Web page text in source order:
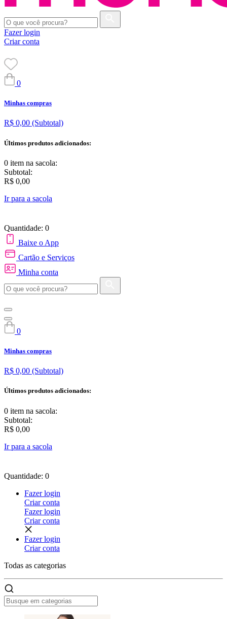
Fazer login
Criar conta
0
Minhas compras
R$ 0,00 (Subtotal)
Últimos produtos adicionados:
0 item na sacola:
Subtotal:
R$ 0,00
Ir para a sacola
Quantidade: 0
Baixe o App
Cartão e Serviços
Minha conta
0
Minhas compras
R$ 0,00 (Subtotal)
Últimos produtos adicionados:
0 item na sacola:
Subtotal:
R$ 0,00
Ir para a sacola
Quantidade: 0
Fazer login
Criar conta
Fazer login
Criar conta
Fazer login
Criar conta
Todas as categorias